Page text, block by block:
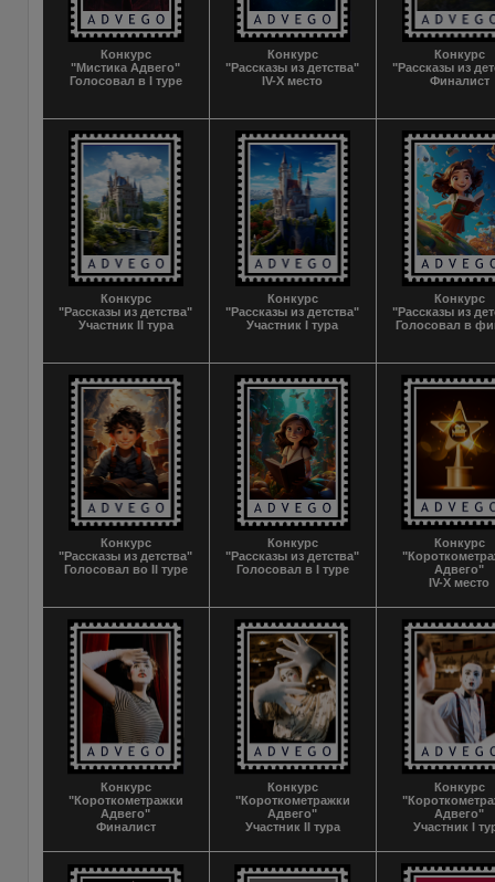
Конкурс
"Мистика Адвего"
Голосовал в I туре
Конкурс
"Рассказы из детства"
IV-X место
Конкурс
"Рассказы из
Финалист
Конкурс
"Рассказы из детства"
Участник II тура
Конкурс
"Рассказы из детства"
Участник I тура
Конкурс
"Рассказы из
Голосовал в
Конкурс
"Рассказы из детства"
Голосовал во II туре
Конкурс
"Рассказы из детства"
Голосовал в I туре
Конкурс
Адвего"
IV-X место
Конкурс
"Короткометражки
Адвего"
Финалист
Конкурс
"Короткометражки
Адвего"
Участник II тура
Конкурс
Адвего"
Участник I